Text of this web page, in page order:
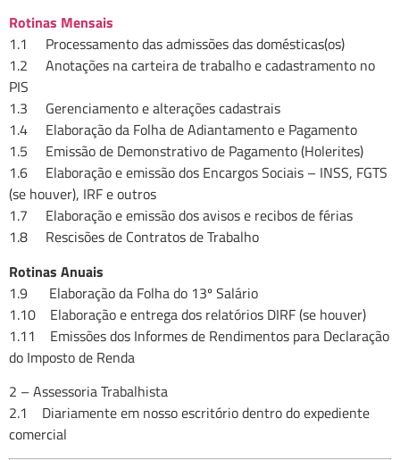
Rotinas Mensais
1.1 Processamento das admissões das domésticas(os)
1.2 Anotações na carteira de trabalho e cadastramento no
PIS
1.3 Gerenciamento e alterações cadastrais
1.4 Elaboração da Folha de Adiantamento e Pagamento
1.5 Emissão de Demonstrativo de Pagamento (Holerites)
1.6 Elaboração e emissão dos Encargos Sociais – INSS, FGTS
(se houver), IRF e outros
1.7 Elaboração e emissão dos avisos e recibos de férias
1.8 Rescisões de Contratos de Trabalho
Rotinas Anuais
1.9 Elaboração da Folha do 13º Salário
1.10 Elaboração e entrega dos relatórios DIRF (se houver)
1.11 Emissões dos Informes de Rendimentos para Declaração
do Imposto de Renda
2 – Assessoria Trabalhista
2.1 Diariamente em nosso escritório dentro do expediente
comercial